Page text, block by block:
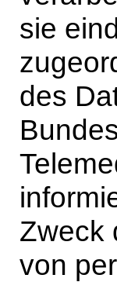
sie
des
Zweck
von